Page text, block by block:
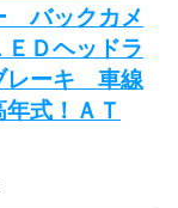
バックカメ
Ｄヘッドラ
レーキ 車線
式！ＡＴ